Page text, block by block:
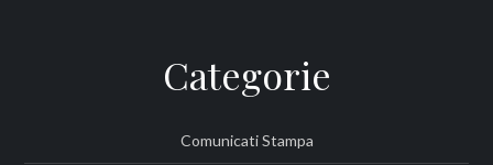
Categorie
Comunicati Stampa